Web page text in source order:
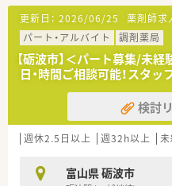
更新日： 2026/06/25 薬剤師求
パート・アルバイト
調剤薬局
【砺波市】＜パート募集/未
日・時間ご相談可能！スタ
検討
週休2.5日以上 週32h以上
富山県 砺波市